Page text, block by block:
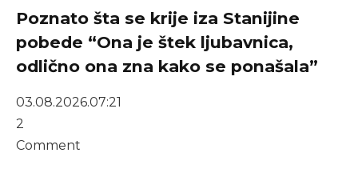
Poznato šta se krije iza Stanijine
pobede “Ona je štek ljubavnica,
odlično ona zna kako se ponašala”
03.08.2026.07:21
2
Comment